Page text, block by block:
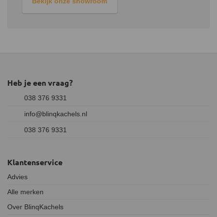
Heb je een vraag?
038 376 9331
info@blinqkachels.nl
038 376 9331
Klantenservice
Advies
Alle merken
Over BlinqKachels